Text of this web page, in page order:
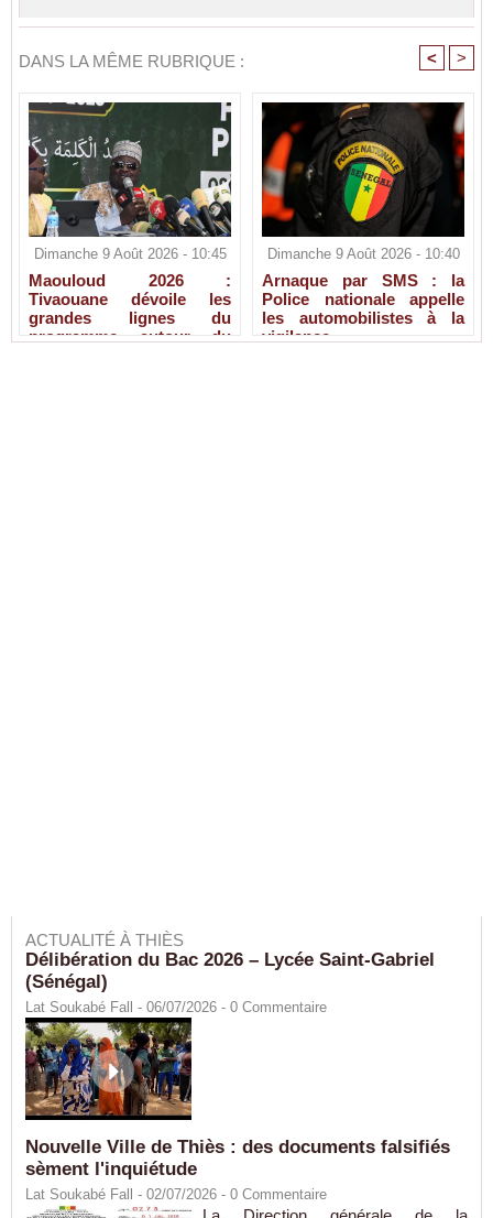
DANS LA MÊME RUBRIQUE : < >
Dimanche 9 Août 2026 - 10:45
Maouloud 2026 :
Tivaouane dévoile les
grandes lignes du
programme autour du
Dimanche 9 Août 2026 - 10:40
Arnaque par SMS : la
Police nationale appelle
les automobilistes à la
vigilance
ACTUALITÉ À THIÈS
Délibération du Bac 2026 – Lycée Saint-Gabriel
(Sénégal)
Lat Soukabé Fall - 06/07/2026 - 0 Commentaire
Nouvelle Ville de Thiès : des documents falsifiés
sèment l'inquiétude
Lat Soukabé Fall - 02/07/2026 - 0 Commentaire